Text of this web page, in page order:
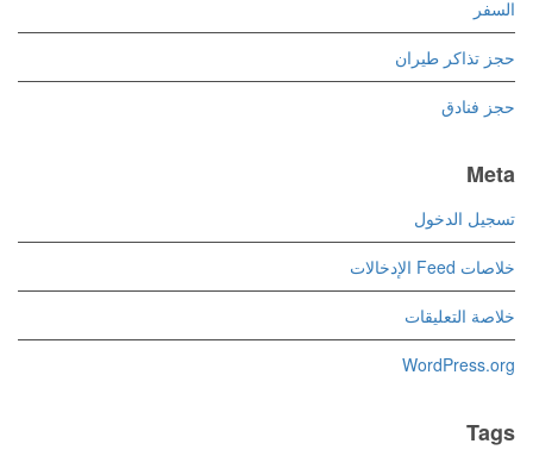
السفر
حجز تذاكر طيران
حجز فنادق
Meta
تسجيل الدخول
خلاصات Feed الإدخالات
خلاصة التعليقات
WordPress.org
Tags